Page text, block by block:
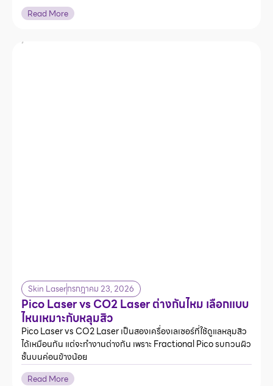
Read More
Skin Laserกรกฎาคม 23, 2026
Pico Laser vs CO2 Laser ต่างกันไหม เลือกแบบ
ไหนเหมาะกับหลุมสิว
Pico Laser vs CO2 Laser เป็นสองเครื่องเลเซอร์ที่ใช้ดูแลหลุมสิว
ได้เหมือนกัน แต่จะทำงานต่างกัน เพราะ Fractional Pico รบกวนผิว
ชั้นบนค่อนข้างน้อย
Read More